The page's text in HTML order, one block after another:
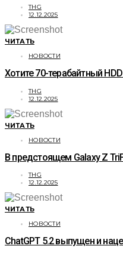
THG
12.12.2025
ЧИТАТЬ
НОВОСТИ
Хотите 70-терабайтный
THG
12.12.2025
ЧИТАТЬ
НОВОСТИ
В предстоящем Galaxy Z
THG
12.12.2025
ЧИТАТЬ
НОВОСТИ
ChatGPT 5.2 выпущен и